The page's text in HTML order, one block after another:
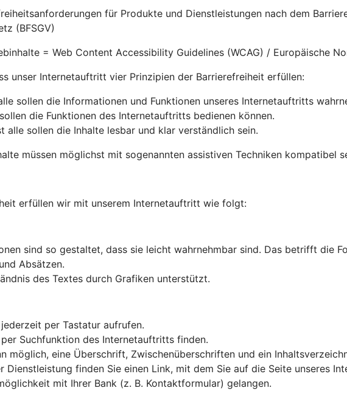
für Produkte und Dienstleistungen nach dem
(BFSGV)
= Web Content Accessibility Guidelines (WCAG) / Europäische
unser Internetauftritt vier Prinzipien der Barrierefreiheit erfüllen:
sollen die Informationen und Funktionen unseres Internetauftritts
die Funktionen des Internetauftritts bedienen können.
alle sollen die Inhalte lesbar und klar verständlich sein.
müssen möglichst mit sogenannten assistiven Techniken kompatibel
erfüllen wir mit unserem Internetauftritt wie folgt:
sind so gestaltet, dass sie leicht wahrnehmbar sind. Das betrifft die
Absätzen.
des Textes durch Grafiken unterstützt.
per Tastatur aufrufen.
Suchfunktion des Internetauftritts finden.
möglich, eine Überschrift, Zwischenüberschriften und ein
Dienstleistung finden Sie einen Link, mit dem Sie auf die Seite unseres
mit Ihrer Bank (z. B. Kontaktformular) gelangen.